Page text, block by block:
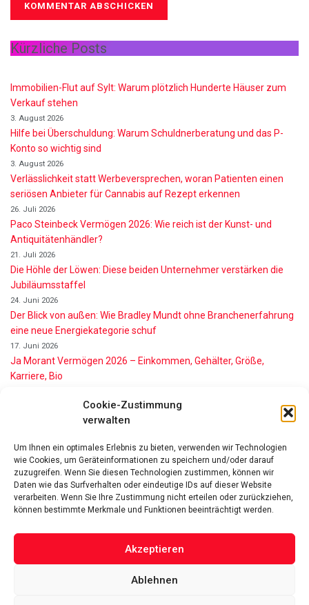
Cookie-Zustimmung
verwalten
Um Ihnen ein optimales Erlebnis zu bieten, verwenden wir Technologien
wie Cookies, um Geräteinformationen zu speichern und/oder darauf
zuzugreifen. Wenn Sie diesen Technologien zustimmen, können wir
Daten wie das Surfverhalten oder eindeutige IDs auf dieser Website
verarbeiten. Wenn Sie Ihre Zustimmung nicht erteilen oder zurückziehen,
können bestimmte Merkmale und Funktionen beeinträchtigt werden.
Akzeptieren
Ablehnen
Kürzliche Posts
Immobilien-Flut auf Sylt: Warum plötzlich Hunderte Häuser zum
Verkauf stehen
3. August 2026
Hilfe bei Überschuldung: Warum Schuldnerberatung und das P-
Konto so wichtig sind
3. August 2026
Verlässlichkeit statt Werbeversprechen, woran Patienten einen
seriösen Anbieter für Cannabis auf Rezept erkennen
26. Juli 2026
Paco Steinbeck Vermögen 2026: Wie reich ist der Kunst- und
Antiquitätenhändler?
21. Juli 2026
Die Höhle der Löwen: Diese beiden Unternehmer verstärken die
Jubiläumsstaffel
24. Juni 2026
Der Blick von außen: Wie Bradley Mundt ohne Branchenerfahrung
eine neue Energiekategorie schuf
17. Juni 2026
Ja Morant Vermögen 2026 – Einkommen, Gehälter, Größe,
Karriere, Bio
Alice Walton Vermögen 2026: So reich ist die Walmart-Erbin
wirklich
11. Juni 2026
Nino de Angelo Vermögen 2026 Wie Reich Ist Er?
9. Juni 2026
Das Vermögen von Promis von A bis Z